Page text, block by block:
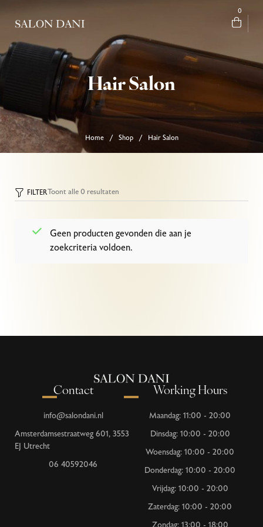
0
Hair Salon
Home / Shop / Hair Salon
FILTERToont alle 0 resultaten
Geen producten gevonden die aan je
zoekcriteria voldoen.
Contact
info@salondani.nl
Amsterdamsestraatweg 601, 3553
EJ Utrecht
06 40592046
Working Hours
Maandag: 11:00 - 20:00
Dinsdag: 10:00 - 20:00
Woensdag: 10:00 - 20:00
Donderdag: 10:00 - 20:00
Vrijdag: 10:00 - 20:00
Zaterdag: 10:00 - 20:00